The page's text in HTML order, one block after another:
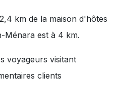
km de la maison d'hôtes
est à 4 km.
voyageurs visitant
clients